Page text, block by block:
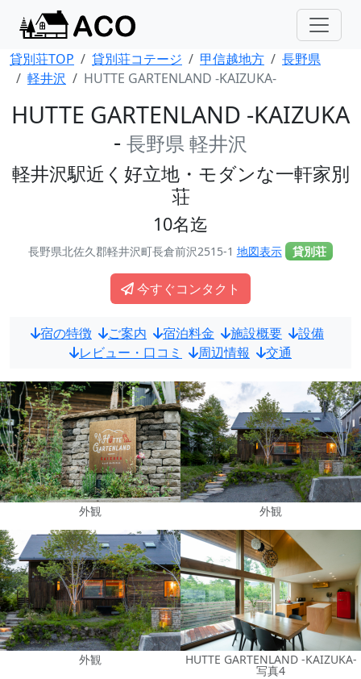
貸別荘TOP 貸別荘コテージ 甲信越地方
長野県
軽井沢
HUTTE GARTENLAND -KAIZUKA-
HUTTE GARTENLAND -KAIZUKA
- 長野県 軽井沢
軽井沢駅近く好立地・モダンな一軒家別
荘
10名迄
長野県北佐久郡軽井沢町長倉前沢2515-1 地図表示 貸別荘
今すぐコンタクト
宿の特徴 ご案内 宿泊料金 施設概要
設備
レビュー・口コミ
周辺情報 交通
外観 外観
外観 HUTTE GARTENLAND -KAIZUKA-
写真4